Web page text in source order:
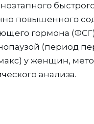
повышенного
гормона
(период
у женщин,
анализа.